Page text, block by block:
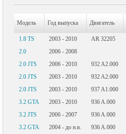
Модель Год выпуска Двигатель
1.8 TS 2003 - 2010 AR 32205
2.0
2006 - 2008
2.0 JTS
2006 - 2010 932 A2.000
2.0 JTS
2003 - 2010 932 A2.000
2.0 JTS
2003 - 2010 937 A1.000
3.2 GTA
2003 - 2010 936 A.000
3.2 JTS
2006 - 2007 936 A.000
3.2 GTA
2004 - до н.в. 936 A.000